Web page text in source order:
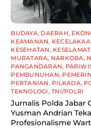
BUDAYA, DAERAH,
KEAMANAN,
KESEHATAN ,
MURATARA, NARKOBA,
PANGANDARAN,
PEMBUNUHAN,
PERTANIAN , PILKADA,
TEKNOLOGI ,TNI/POLRI
Jurnalis Polda Jabar
Yusman Andrian
Profesionalisme